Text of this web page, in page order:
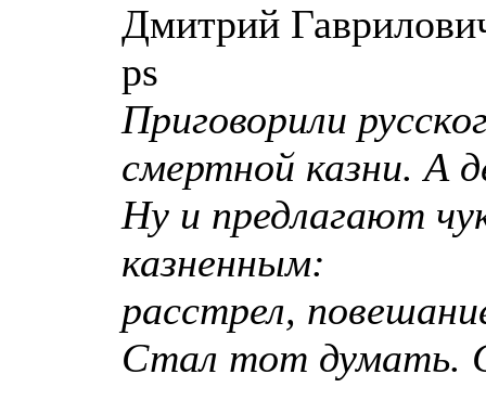
Дмитрий
ps
Приговорили
смертной казни. А
Ну и предлагают
казненным:
расстрел,
Стал тот думать.